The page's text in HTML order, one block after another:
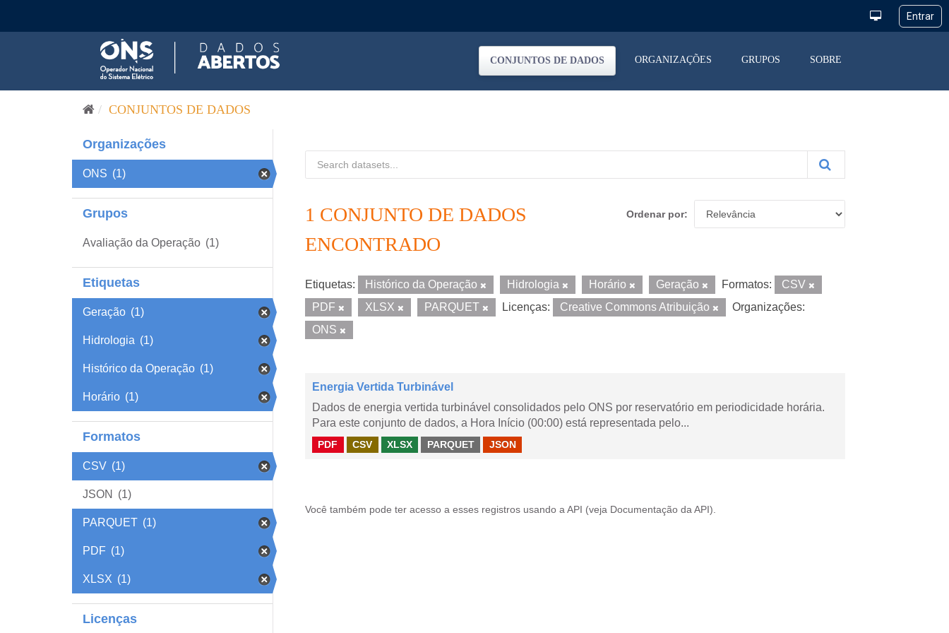
CONJUNTOS DE DADOS ORGANIZAÇÕES GRUPOS SOBRE
CONJUNTOS DE DADOS
Organizações
ONS (1)
Grupos
Avaliação da Operação (1)
Etiquetas
Geração (1)
Hidrologia (1)
Histórico da Operação (1)
Horário (1)
Formatos
CSV (1)
JSON (1)
PARQUET (1)
PDF (1)
XLSX (1)
Licenças
Ordenar por
1 CONJUNTO DE DADOS
ENCONTRADO
Etiquetas: Histórico da Operação Hidrologia Horário Geração Formatos:
CSV
PDF
XLSX PARQUET Licenças: Creative Commons Atribuição
Organizações:
ONS
Energia Vertida Turbinável
Dados de energia vertida turbinável consolidados pelo ONS por reservatório em periodicidade horária.
Para este conjunto de dados, a Hora Início (00:00) está representada pelo...
PDF CSV XLSX PARQUET JSON
Você também pode ter acesso a esses registros usando a API (veja Documentação da API ).